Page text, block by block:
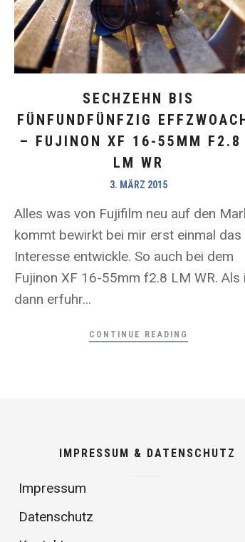
SECHZEHN BIS
FÜNFUNDFÜNFZIG
– FUJINON XF 16-55MM F2.8
LM WR
3. MÄRZ 2015
Alles was von Fujifilm neu auf den
kommt bewirkt bei mir erst einmal das
Interesse entwickle. So auch bei dem
Fujinon XF 16-55mm f2.8 LM WR. Als
dann erfuhr...
CONTINUE READING
IMPRESSUM & DATENSCHUTZ
Impressum
Datenschutz